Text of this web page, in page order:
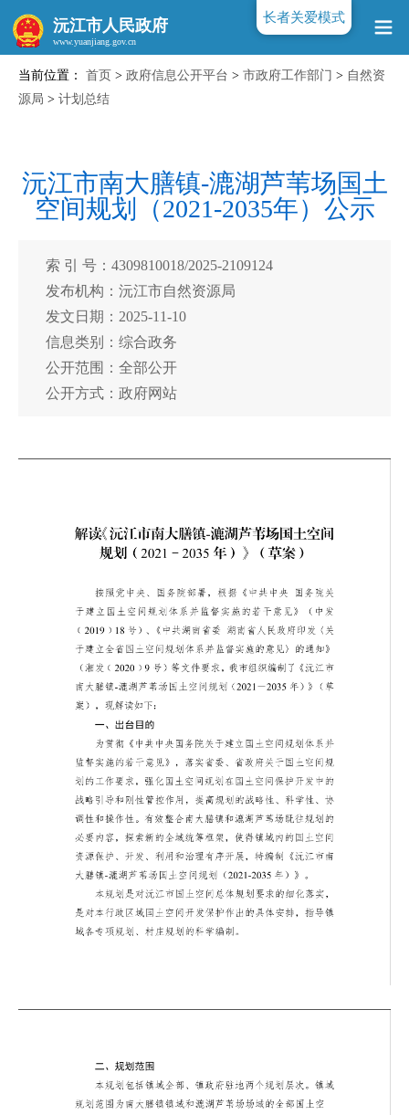
沅江市人民政府
当前位置： 首页 > 政府信息公开平台 > 市政府工作部门 > 自然资
源局 > 计划总结
沅江市南大膳镇-漉湖芦苇场国土
空间规划（2021-2035年）公示
索 引 号：4309810018/2025-2109124
发布机构：沅江市自然资源局
发文日期：2025-11-10
信息类别：综合政务
公开范围：全部公开
公开方式：政府网站
长者关爱模式